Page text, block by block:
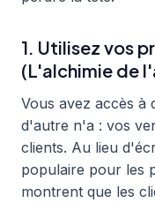
1. Utilisez vos
(L'alchimie de
Vous avez accès à
d'autre n'a : vos
clients. Au lieu
populaire pour les
montrent que les